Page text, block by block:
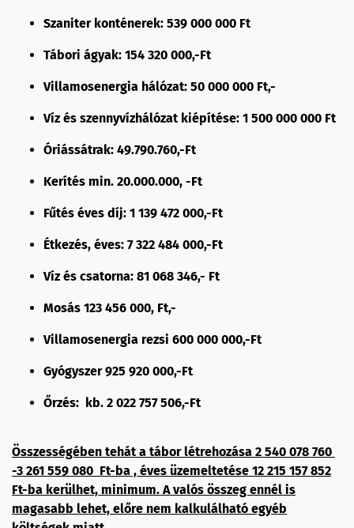
Szaniter konténerek: 539 000 000 Ft
Tábori ágyak: 154 320 000,-Ft
Villamosenergia hálózat: 50 000 000 Ft,-
Víz és szennyvízhálózat kiépítése: 1 500 000 000 Ft
Óriássátrak: 49.790.760,-Ft
Kerítés min. 20.000.000, -Ft
Fűtés éves díj: 1 139 472 000,-Ft
Étkezés, éves: 7 322 484 000,-Ft
Víz és csatorna: 81 068 346,- Ft
Mosás 123 456 000, Ft,-
Villamosenergia rezsi 600 000 000,-Ft
Gyógyszer 925 920 000,-Ft
Őrzés: kb. 2 022 757 506,-Ft
Összességében tehát a tábor létrehozása 2 540 078 760
-3 261 559 080 Ft-ba , éves üzemeltetése 12 215 157 852
Ft-ba kerülhet, minimum. A valós összeg ennél is
magasabb lehet, előre nem kalkulálható egyéb